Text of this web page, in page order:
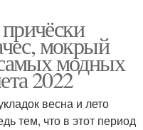
мокрый
модных
2022
весна и лето
тем, что в этот период